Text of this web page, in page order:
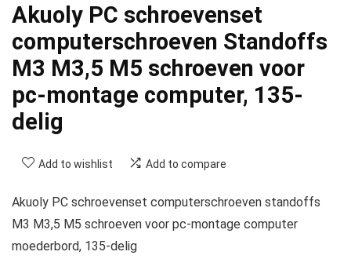
Akuoly PC schroevenset
computerschroeven Standoffs
M3 M3,5 M5 schroeven voor
pc-montage computer, 135-
delig
Add to wishlist Add to compare
Akuoly PC schroevenset computerschroeven standoffs
M3 M3,5 M5 schroeven voor pc-montage computer
moederbord, 135-delig